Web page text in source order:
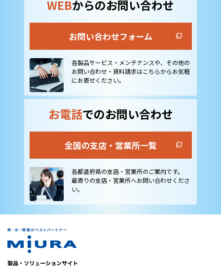
WEBからのお問い合わせ
お問い合わせフォーム
各製品サービス・メンテナンスや、その他の
お問い合わせ・資料請求はこちらからお気軽
にお寄せください。
お電話でのお問い合わせ
全国の支店・営業所一覧
各都道府県の支店・営業所のご案内です。
最寄りの支店・営業所へお問い合わせくださ
い。